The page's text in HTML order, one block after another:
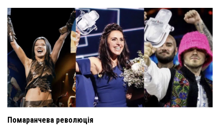
Помаранчева революція